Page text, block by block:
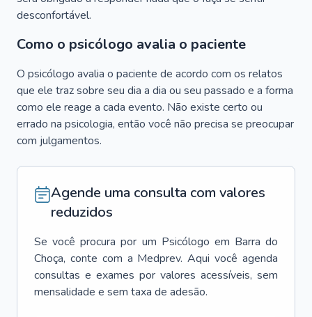
desconfortável.
Como o psicólogo avalia o paciente
O psicólogo avalia o paciente de acordo com os relatos
que ele traz sobre seu dia a dia ou seu passado e a forma
como ele reage a cada evento. Não existe certo ou
errado na psicologia, então você não precisa se preocupar
com julgamentos.
Agende uma consulta com valores
reduzidos
Se você procura por um Psicólogo em Barra do
Choça, conte com a Medprev. Aqui você agenda
consultas e exames por valores acessíveis, sem
mensalidade e sem taxa de adesão.